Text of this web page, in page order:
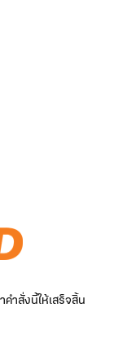
ำสั่งนี้ให้เสร็จสิ้น